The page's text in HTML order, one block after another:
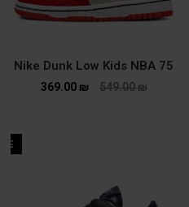
Nike Dunk Low Kids NBA 75
549.00₪
369.00 ₪